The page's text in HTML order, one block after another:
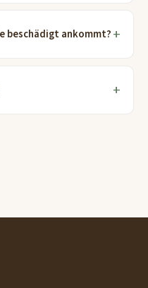
beschädigt ankommt?